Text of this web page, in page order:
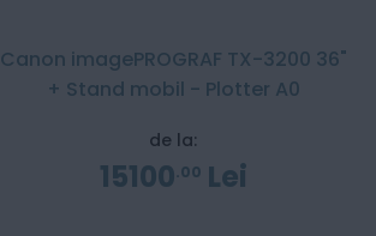
Canon imagePROGRAF TX-3200 36"
+ Stand mobil - Plotter A0
de la:
15100 00 Lei